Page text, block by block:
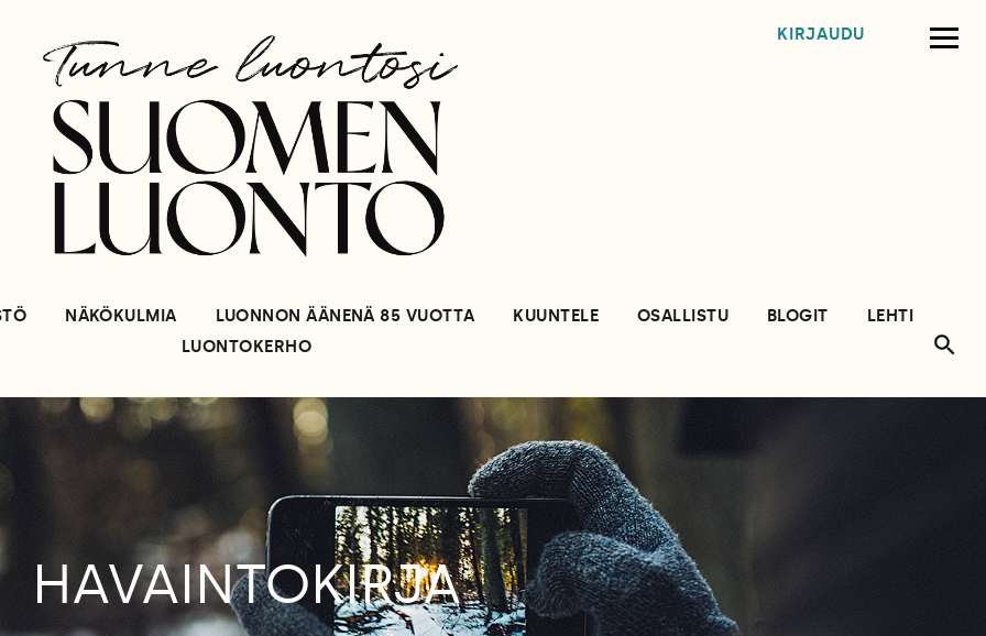
KIRJAUDU
NÄKÖKULMIA LUONNON ÄÄNENÄ 85 VUOTTA KUUNTELE OSALLISTU BLOGIT
LEHTI
LUONTOKERHO
HAVAINTOKIRJA